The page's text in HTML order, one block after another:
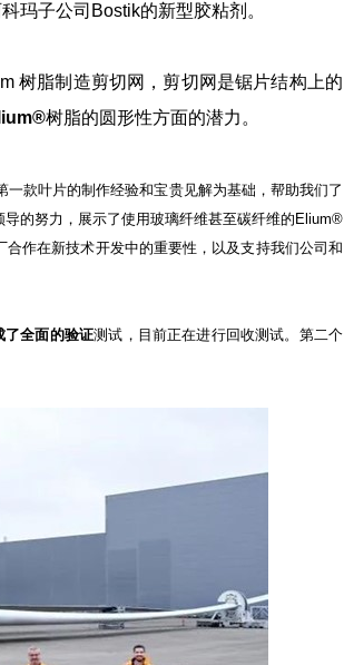
玛子公司Bostik的新型胶粘剂。
树脂制造剪切网，剪切网是锯片结构上的
®树脂的圆形性方面的潜力。
款叶片的制作经验和宝贵见解为基础，帮助我们了
的努力，展示了使用玻璃纤维甚至碳纤维的Elium®
作在新技术开发中的重要性，以及支持我们公司和
了全面的验证测试，目前正在进行回收测试。第二个